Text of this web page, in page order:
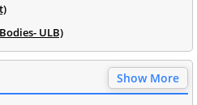
Bodies- ULB)
Show More